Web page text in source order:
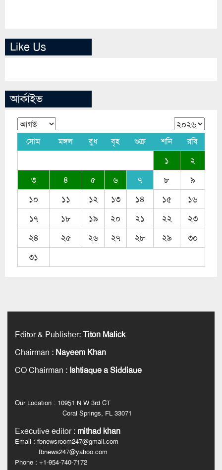
Like Us
আর্কাইভ
সোম মঙ্গল বুধ বৃহ শুক্র শনি রবি
১
২
৩
৪ ৫ ৬ ৭ ৮
৯
১০
১১ ১২ ১৩ ১৪ ১৫
১৬
১৭
১৮ ১৯ ২০ ২১ ২২
২৩
২৪
২৫ ২৬ ২৭ ২৮ ২৯
৩০
৩১
Editor & Publisher:Titon Malick
Chairman : Nayeem Khan
CO Chairman : Ishtiaque a Siddiaue
Our Location : 10951 N W 3rd CT
Coral Springs, FL 33071
Executive editor: mithad khan
Email : fbnewsroom247@gmail.com
fbnews247@yahoo.com
Phone : +1-954-740-7172